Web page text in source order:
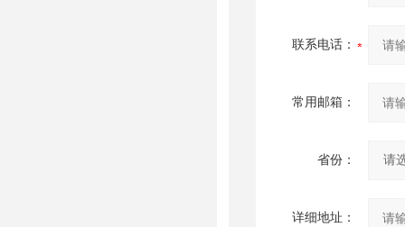
联系电话：
常用邮箱：
省份：
详细地址：